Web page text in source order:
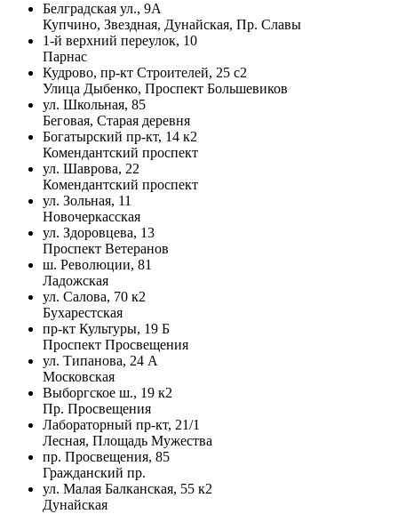
Белградская ул., 9А
Купчино, Звездная, Дунайская, Пр. Славы
1-й верхний переулок, 10
Парнас
Кудрово, пр-кт Строителей, 25 с2
Улица Дыбенко, Проспект Большевиков
ул. Школьная, 85
Беговая, Старая деревня
Богатырский пр-кт, 14 к2
Комендантский проспект
ул. Шаврова, 22
Комендантский проспект
ул. Зольная, 11
Новочеркасская
ул. Здоровцева, 13
Проспект Ветеранов
ш. Революции, 81
Ладожская
ул. Салова, 70 к2
Бухарестская
пр-кт Культуры, 19 Б
Проспект Просвещения
ул. Типанова, 24 А
Московская
Выборгское ш., 19 к2
Пр. Просвещения
Лабораторный пр-кт, 21/1
Лесная, Площадь Мужества
пр. Просвещения, 85
Гражданский пр.
ул. Малая Балканская, 55 к2
Дунайская